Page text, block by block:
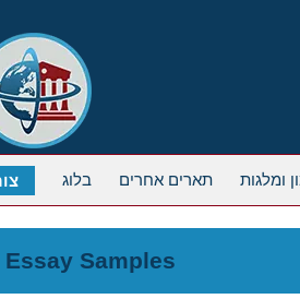
ומלגות תארים אחרים בלוג
Samples